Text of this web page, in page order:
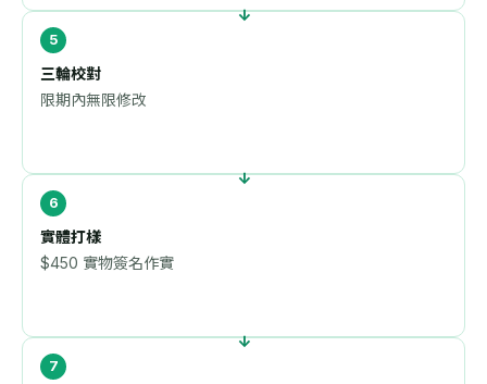
三輪校對
限期內無限修改
實體打樣
$450 實物簽名作實